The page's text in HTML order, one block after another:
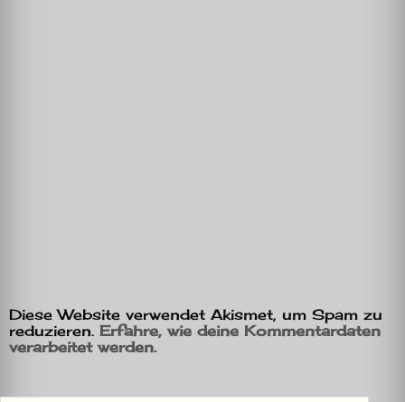
Diese Website verwendet Akismet, um Spam zu
reduzieren. Erfahre, wie deine Kommentardaten
verarbeitet werden.